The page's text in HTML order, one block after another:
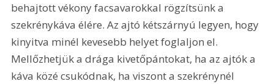
behajtott vékony facsavarokkal rögzítsünk a
szekrénykáva élére. Az ajtó kétszárnyú legyen, hogy
kinyitva minél kevesebb helyet foglaljon el.
Mellőzhetjük a drága kivetőpántokat, ha az ajtók a
káva közé csukódnak, ha viszont a szekrénynél